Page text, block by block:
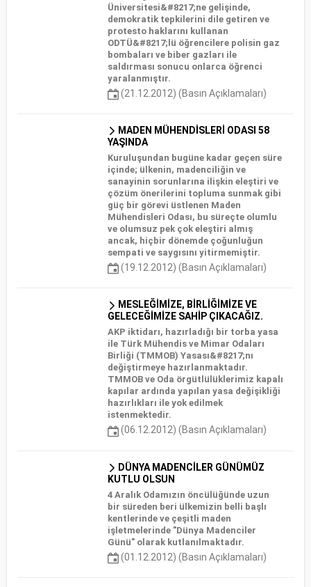
Üniversitesi&#8217;ne gelişinde,
demokratik tepkilerini dile getiren ve
protesto haklarını kullanan
ODTÜ&#8217;lü öğrencilere polisin gaz
bombaları ve biber gazları ile
saldırması sonucu onlarca öğrenci
yaralanmıştır.
(21.12.2012) (Basın Açıklamaları)
MADEN MÜHENDİSLERİ ODASI 58
YAŞINDA
Kuruluşundan bugüne kadar geçen süre
içinde; ülkenin, madenciliğin ve
sanayinin sorunlarına ilişkin eleştiri ve
çözüm önerilerini topluma sunmak gibi
güç bir görevi üstlenen Maden
Mühendisleri Odası, bu süreçte olumlu
ve olumsuz pek çok eleştiri almış
ancak, hiçbir dönemde çoğunluğun
sempati ve saygısını yitirmemiştir.
(19.12.2012) (Basın Açıklamaları)
MESLEĞİMİZE, BİRLİĞİMİZE VE
GELECEĞİMİZE SAHİP ÇIKACAĞIZ.
AKP iktidarı, hazırladığı bir torba yasa
ile Türk Mühendis ve Mimar Odaları
Birliği (TMMOB) Yasası&#8217;nı
değiştirmeye hazırlanmaktadır.
TMMOB ve Oda örgütlülüklerimiz kapalı
kapılar ardında yapılan yasa değişikliği
hazırlıkları ile yok edilmek
istenmektedir.
(06.12.2012) (Basın Açıklamaları)
DÜNYA MADENCİLER GÜNÜMÜZ
KUTLU OLSUN
4 Aralık Odamızın öncülüğünde uzun
bir süreden beri ülkemizin belli başlı
kentlerinde ve çeşitli maden
işletmelerinde "Dünya Madenciler
Günü" olarak kutlanılmaktadır.
(01.12.2012) (Basın Açıklamaları)